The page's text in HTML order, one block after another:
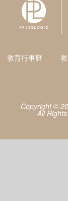
教育行事曆
Copyright ©
All